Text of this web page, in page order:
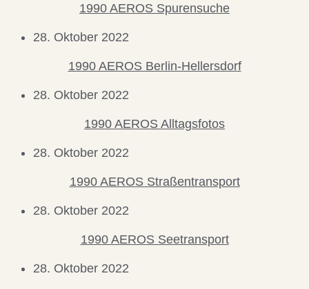
1990 AEROS Spurensuche
28. Oktober 2022
1990 AEROS Berlin-Hellersdorf
28. Oktober 2022
1990 AEROS Alltagsfotos
28. Oktober 2022
1990 AEROS Straßentransport
28. Oktober 2022
1990 AEROS Seetransport
28. Oktober 2022